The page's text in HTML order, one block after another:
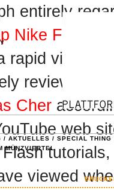
/ AKTUELLES / SPECIAL THING
MÜNZVIERTEL
entirely
Nike Free
rapid visit
reviews,
Cher
web
Flash
viewed